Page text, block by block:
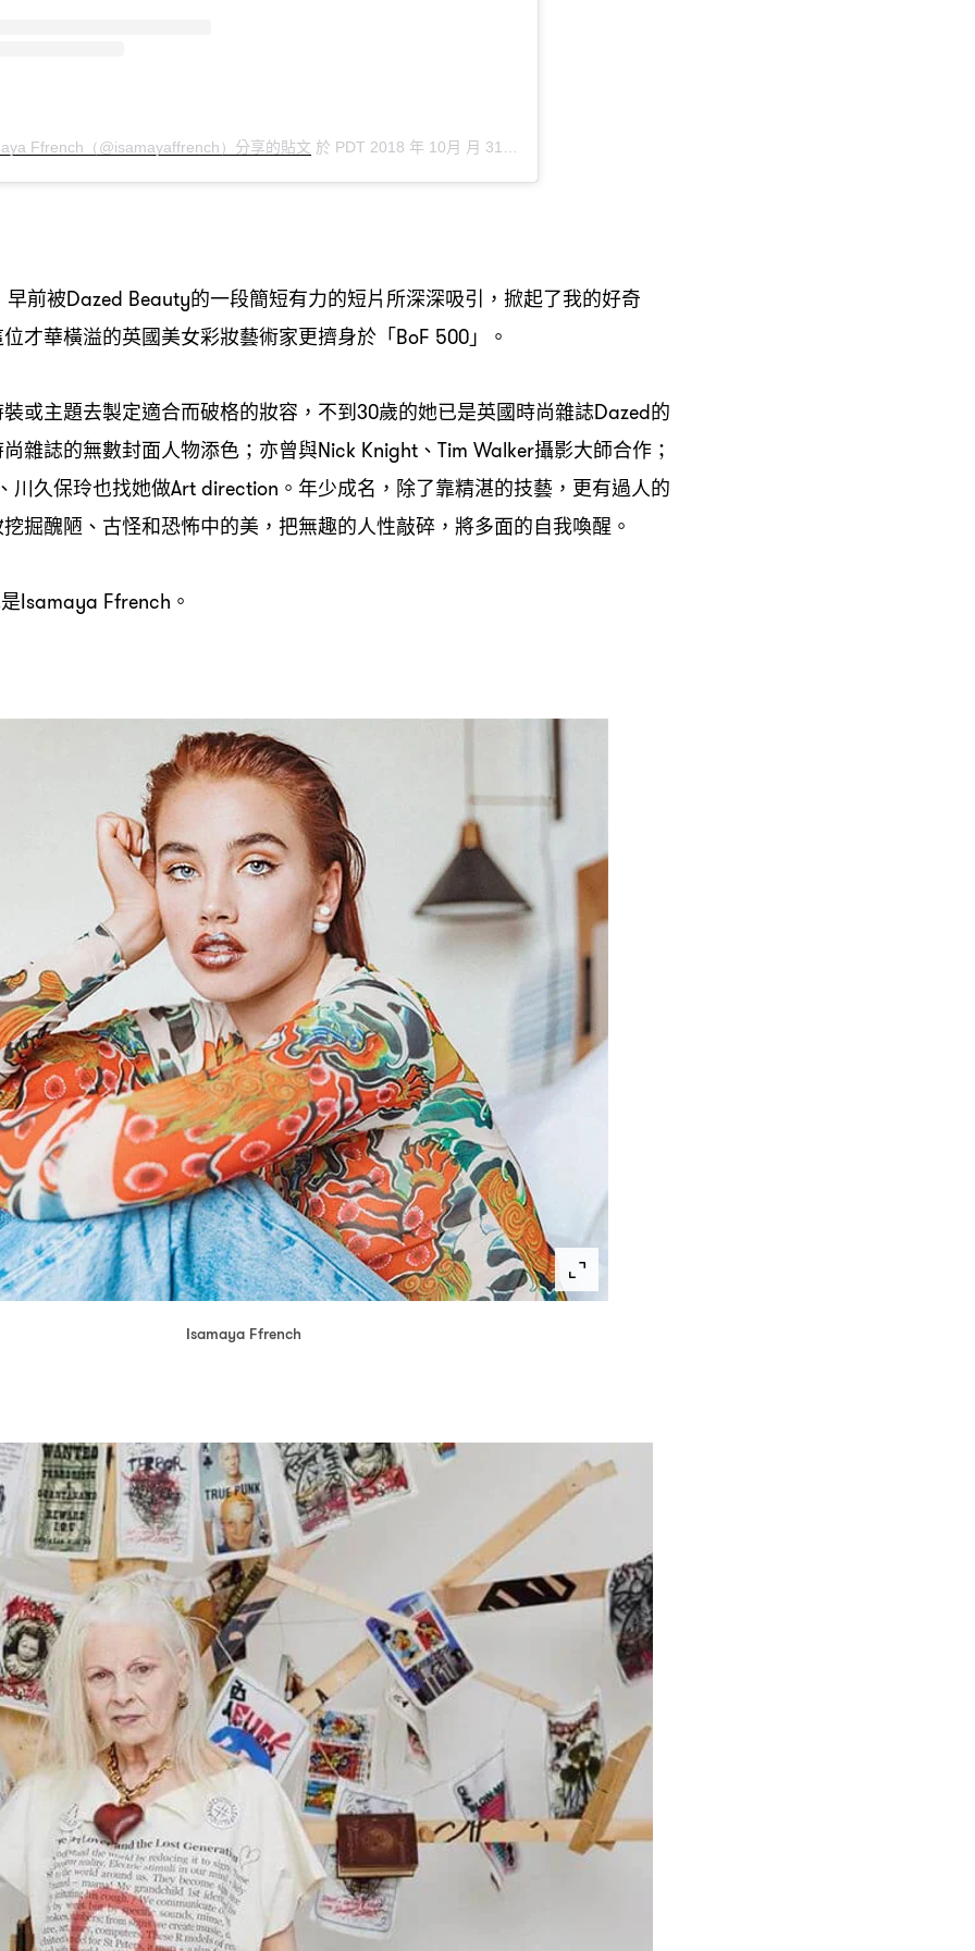
Ffrench（@isamayaffrench） 分享的貼文 於 PDT 2018 年 10月 月 31 日
早前被Dazed Beauty的一段簡短有力的短片所深深吸引 ， 掀起了我的好奇
才華橫溢的英國美女彩妝藝術家更擠身於「BoF 500」。
或主題去製定適合而破格的妝容 ， 不到30歲的她已是英國時尚雜誌Dazed的
雜誌的無數封面人物添色 ； 亦曾與Nick Knight 、 Tim Walker攝影大師合作 ；
川久保玲也找她做Art direction 。年少成名 ， 除了靠精湛的技藝 ， 更有過人的
掘醜陋、古怪和恐怖中的美 ， 把無趣的人性敲碎 ， 將多面的自我喚醒。
Isamaya Ffrench 。
Isamaya Ffrench